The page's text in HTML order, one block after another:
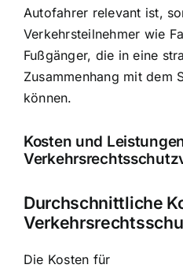
Autofahrer relevant ist,
Verkehrsteilnehmer wie
Fußgänger, die in eine
Zusammenhang mit dem
können.
Kosten und
Durchschnittliche
Die Kosten für